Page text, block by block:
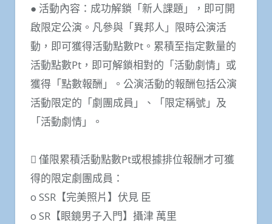
● 活動內容：成功解鎖「新人課題」，即可開
啟限定公演。凡參與「異邦人」限時公演活
動，即可獲得活動點數Pt。累積至指定數量的
活動點數Pt，即可解鎖相對的「活動劇情」或
獲得「點數報酬」。公演活動的報酬包括公演
活動限定的「劇團成員」、「限定稱號」及
「活動劇情」。
 僅限累積活動點數Pt或根據排位報酬才可獲
得的限定劇團成員：
o SSR【完美照片】伏見 臣
o SR【眼鏡男子入門】攝津 萬里